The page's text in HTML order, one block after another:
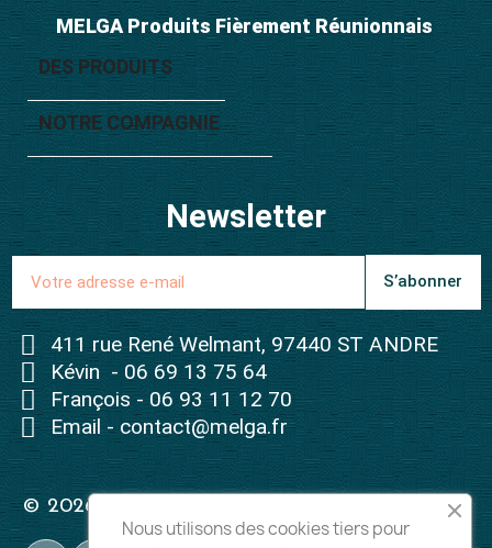
DES PRODUITS
NOTRE COMPAGNIE
MELGA Produits Fièrement Réunionnais
Newsletter
S’abonner
411 rue René Welmant, 97440 ST ANDRE
Kévin - 06 69 13 75 64
François - 06 93 11 12 70
Email - contact@melga.fr
© 2026 - Tous droits réservés à Melga
Nous utilisons des cookies tiers pour